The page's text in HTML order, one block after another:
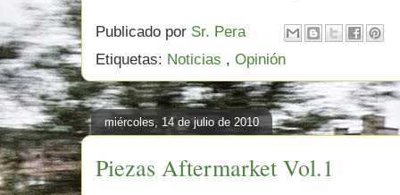
Publicado por Sr. Pera
Etiquetas: Noticias , Opinión
miércoles, 14 de julio de 2010
Piezas Aftermarket Vol.1